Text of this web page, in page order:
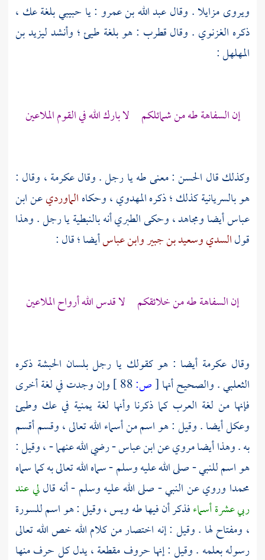
ويروى مزايلا . وقالعبد الله بن عمرو : يا حبيبي بلغةعك ،
ذكره الغزنوي . وقالقطرب : هو بلغة طيئ ؛ وأنشدليزيد بن
المهلهل:
إن السفاهة طه من شمائلكم لا بارك الله في القوم الملاعين
وكذلك قال الحسن: معنى طه يا رجل . وقالعكرمة ، وقال :
هو بالسريانية كذلك ؛ ذكرهالمهدوي ،وحكاهالماورديعنابن
عباسأيضاومجاهد ،وحكىالطبريأنه بالنبطية يا رجل . وهذا
قولالسديوسعيد بن جبيروابن عباسأيضا ؛ قال :
إن السفاهة طه من خلائقكم لا قدس الله أرواح الملاعين
وقال عكرمة أيضا : هو كقولك يا رجل بلسان الحبشة ذكره
الثعلبي. والصحيح أنها[ص:
وإن وجدت في لغة أخرى
فإنها من لغة العرب كما ذكرنا وأنها لغة يمنية في عك وطيئ
وعكل أيضا . وقيل : هو اسم من أسماء الله تعالى ، وقسم أقسم
به . وهذا أيضا مروي عنابن عباس- رضي الله عنهما - ، وقيل :
هو اسم للنبي - صلى الله عليه وسلم - سماه الله تعالى به كما سماه
محمدا وروي عن النبي - صلى الله عليه وسلم - أنه قاللي عند
ربي عشرة أسماءفذكر أن فيها طه ويس ، وقيل : هو اسم للسورة
، ومفتاح لها . وقيل : إنه اختصار من كلام الله خص الله تعالى
رسوله بعلمه . وقيل : إنها حروف مقطعة ، يدل كل حرف منها